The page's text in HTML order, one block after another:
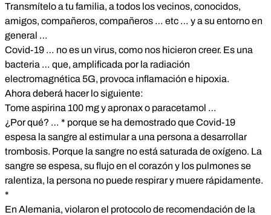
Transmítelo a tu familia, a todos los vecinos, conocidos,
amigos, compañeros, compañeros … etc … y a su entorno en
general …
Covid-19 … no es un virus, como nos hicieron creer. Es una
bacteria … que, amplificada por la radiación
electromagnética 5G, provoca inflamación e hipoxia.
Ahora deberá hacer lo siguiente:
Tome aspirina 100 mg y apronax o paracetamol …
¿Por qué? … * porque se ha demostrado que Covid-19
espesa la sangre al estimular a una persona a desarrollar
trombosis. Porque la sangre no está saturada de oxígeno. La
sangre se espesa, su flujo en el corazón y los pulmones se
ralentiza, la persona no puede respirar y muere rápidamente.
*
En Alemania, violaron el protocolo de recomendación de la